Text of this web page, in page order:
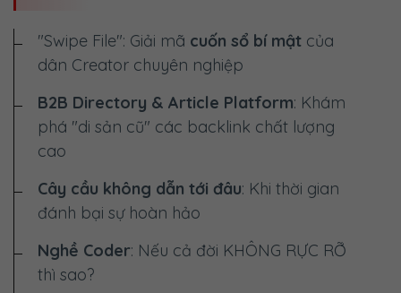
"Swipe File": Giải mã cuốn sổ bí mật của
dân Creator chuyên nghiệp
B2B Directory & Article Platform: Khám
phá "di sản cũ" các backlink chất lượng
cao
Cây cầu không dẫn tới đâu: Khi thời gian
đánh bại sự hoàn hảo
Nghề Coder: Nếu cả đời KHÔNG RỰC RỠ
thì sao?